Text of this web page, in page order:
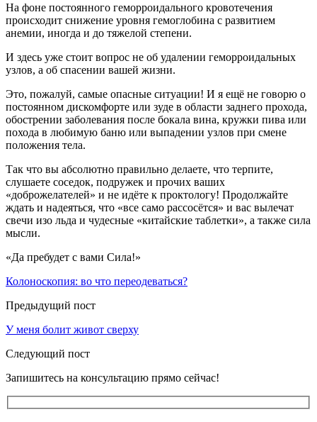
На фоне постоянного геморроидального кровотечения
происходит снижение уровня гемоглобина с развитием
анемии, иногда и до тяжелой степени.
И здесь уже стоит вопрос не об удалении геморроидальных
узлов, а об спасении вашей жизни.
Это, пожалуй, самые опасные ситуации! И я ещё не говорю о
постоянном дискомфорте или зуде в области заднего прохода,
обострении заболевания после бокала вина, кружки пива или
похода в любимую баню или выпадении узлов при смене
положения тела.
Так что вы абсолютно правильно делаете, что терпите,
слушаете соседок, подружек и прочих ваших
«доброжелателей» и не идёте к проктологу! Продолжайте
ждать и надеяться, что «все само рассосётся» и вас вылечат
свечи изо льда и чудесные «китайские таблетки», а также сила
мысли.
«Да пребудет с вами Сила!»
Колоноскопия: во что переодеваться?
Предыдущий пост
У меня болит живот сверху
Следующий пост
Запишитесь на консультацию прямо сейчас!